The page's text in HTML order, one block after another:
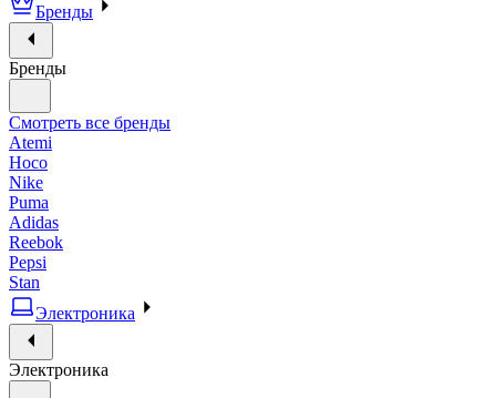
Бренды
Бренды
Смотреть все бренды
Atemi
Hoco
Nike
Puma
Adidas
Reebok
Pepsi
Stan
Электроника
Электроника